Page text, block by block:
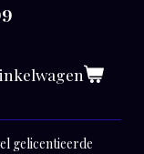
gelicentieerde